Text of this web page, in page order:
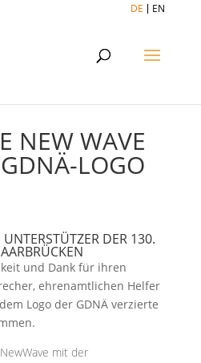
DE EN
NEW WAVE
LOGO
DER 130.
und Dank für ihren
ehrenamtlichen Helfer
Logo der GDNÄ verzierte
mit der